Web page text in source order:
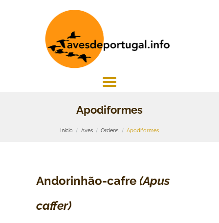
Apodiformes
Início Aves Ordens Apodiformes
Andorinhão-cafre (Apus
caffer)